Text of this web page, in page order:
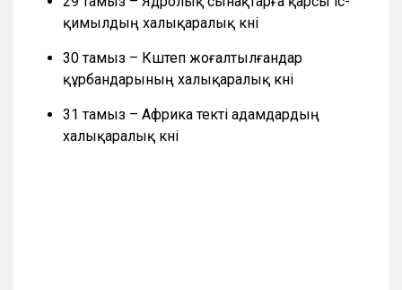
қимылдың халықаралық күні
30 тамыз – Күштеп жоғалтылғандар
құрбандарының халықаралық күні
31 тамыз – Африка текті адамдардың
халықаралық күні